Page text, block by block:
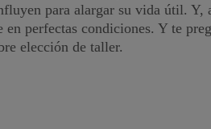
para alargar su vida útil. Y,
perfectas condiciones. Y te
elección de taller.